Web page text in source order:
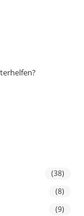
(38)
(8)
(9)